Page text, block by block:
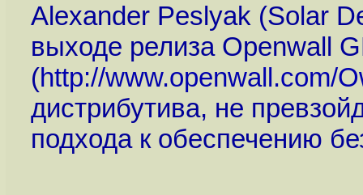
Alexander Peslyak (Solar
выходе релиза Openwall
(http://www.openwall.com/
дистрибутива, не
подхода к обеспечению